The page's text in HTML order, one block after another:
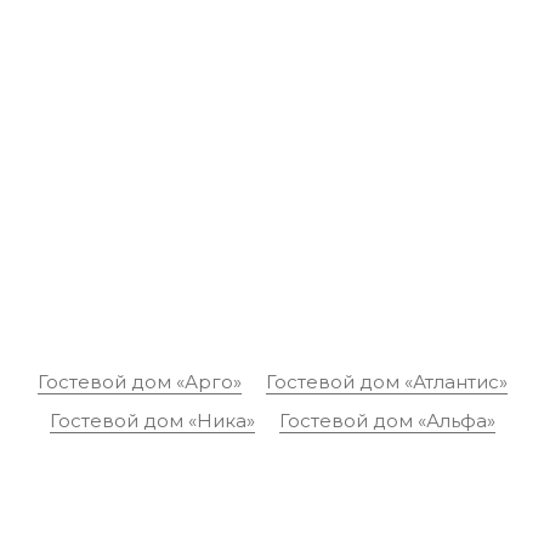
Гостевой дом «Арго»
Гостевой дом «Атлантис»
Гостевой дом «Ника»
Гостевой дом «Альфа»